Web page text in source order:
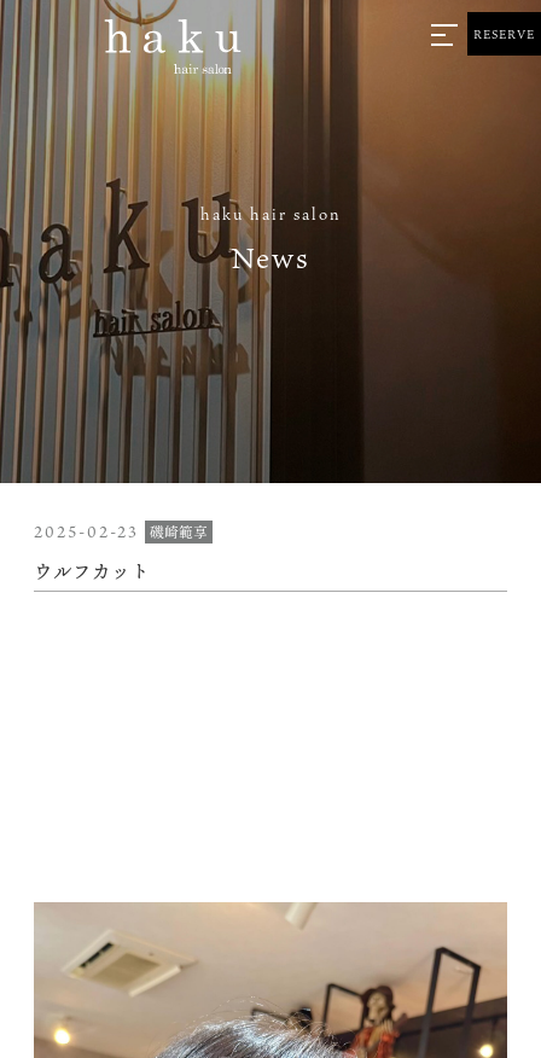
haku hair salon
News
RESERVE
2025-02-23 磯崎範享
ウルフカット
ヤ